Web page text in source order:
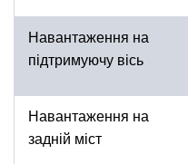
Навантаження на
підтримуючу вісь
Навантаження на
задній міст